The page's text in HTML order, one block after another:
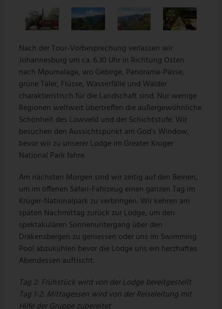
Nach der Tour-Vorbesprechung verlassen wir
Johannesburg um ca. 6.30 Uhr in Richtung Osten
nach Mpumalaga, wo Gebirge, Panorama-Pässe,
grüne Täler, Flüsse, Wasserfälle und Wälder
charakteristisch für die Landschaft sind. Nur wenige
Regionen weltweit übertreffen die außergewöhnliche
Schönheit des Lowveld und der Schichtstufe. Wir
besuchen den Aussichtspunkt am God’s Window,
bevor wir zu unserer Lodge im Greater Kruger
National Park fahre.
Am nächsten Morgen sind wir zeitig auf den Beinen,
um im offenen Safari-Fahrzeug einen ganzen Tag im
Krüger-Nationalpark zu verbringen. Wir kehren am
späten Nachmittag zurück zur Lodge, um den
spektakulären Sonnenuntergang über den
Drakensbergen zu geniessen oder uns im Swimming
Pool abzukühlen bevor die Lodge uns ein herzhaftes
Abendessen auftischt.
Tag 2: Frühstück wird von der Lodge bereitgestellt
Tag 1-2: Mittagessen wird von der Reiseleitung mit
Hilfe der Gruppe zubereitet